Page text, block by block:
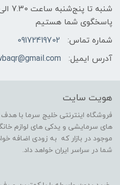
پاسخگوی شما هستیم
شماره تماس:
09172419702
آدرس ایمیل:
هویت سایت
فروشگاه اینترنتی خلیج سرما با
های سرمایشی و یدکی های لوازم
موجود در بازار که به زودی اضافه
شما در سراسر ایران خواهد داد.